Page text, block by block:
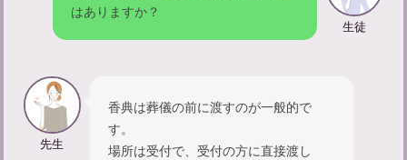
はありますか？
生徒
先生
香典は葬儀の前に渡すのが一般的で
す。
場所は受付で、受付の方に直接渡し